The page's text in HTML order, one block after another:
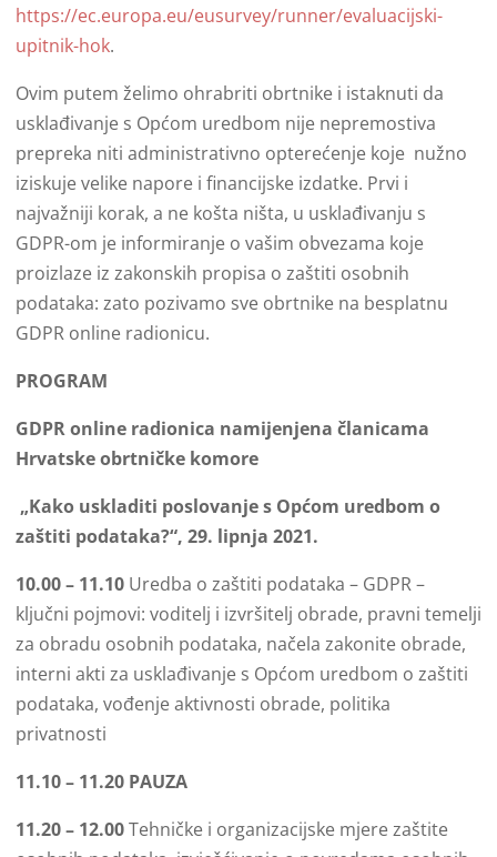
https://ec.europa.eu/eusurvey/runner/evaluacijski-
upitnik-hok.
Ovim putem želimo ohrabriti obrtnike i istaknuti da
usklađivanje s Općom uredbom nije nepremostiva
prepreka niti administrativno opterećenje koje nužno
iziskuje velike napore i financijske izdatke. Prvi i
najvažniji korak, a ne košta ništa, u usklađivanju s
GDPR-om je informiranje o vašim obvezama koje
proizlaze iz zakonskih propisa o zaštiti osobnih
podataka: zato pozivamo sve obrtnike na besplatnu
GDPR online radionicu.
PROGRAM
GDPR online radionica namijenjena članicama
Hrvatske obrtničke komore
„Kako uskladiti poslovanje s Općom uredbom o
zaštiti podataka?“, 29. lipnja 2021.
10.00 – 11.10 Uredba o zaštiti podataka – GDPR –
ključni pojmovi: voditelj i izvršitelj obrade, pravni temelji
za obradu osobnih podataka, načela zakonite obrade,
interni akti za usklađivanje s Općom uredbom o zaštiti
podataka, vođenje aktivnosti obrade, politika
privatnosti
11.10 – 11.20 PAUZA
11.20 – 12.00Tehničke i organizacijske mjere zaštite